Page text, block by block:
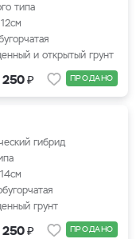
типа
и открытый грунт
250₽ ПРОДАНО
гибрид
грунт
250₽ ПРОДАНО